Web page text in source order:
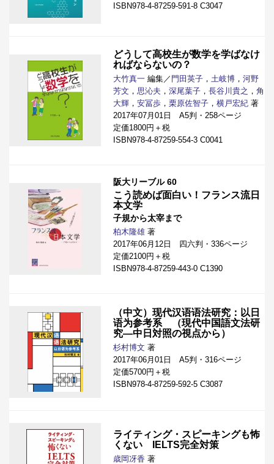
ISBN978-4-87259-591-8 C3047
どうして高校生が数学を学ばなけ
ればならないの？
大竹真一 編集／ 門田英子 ， 土岐博 ， 河野
芳文 ， 思沁夫 ， 深尾葉子 ， 長谷川貴之 ， 角
大輝 ， 安冨歩 ， 栗原佐智子 ， 横戸宏紀 著
2017年07月01日 A5判・258ページ
定価1800円＋税
ISBN978-4-87259-554-3 C0041
阪大リーブル 60
こう読めば面白い！フランス流日
本文学
子規から太宰まで
柏木隆雄 著
2017年06月12日 四六判・336ページ
定価2100円＋税
ISBN978-4-87259-443-0 C1390
（中文）现代汉语语法研究：以日
语为参考系 （現代中国語文法研
究―中日対照の視点から）
杉村博文 著
2017年06月01日 A5判・316ページ
定価5700円＋税
ISBN978-4-87259-592-5 C3087
ライティング・スピーキングも怖
くない IELTS完全対策
歳岡冴香 著